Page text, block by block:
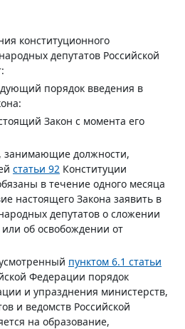
конституционного
депутатов Российской
порядок введения в
Закон с момента его
занимающие должности,
статьи 92 Конституции
в течение одного месяца
настоящего Закона заявить в
депутатов о сложении
об освобождении от
пунктом 6.1 статьи
Федерации порядок
и упразднения министерств,
и ведомств Российской
на образование,